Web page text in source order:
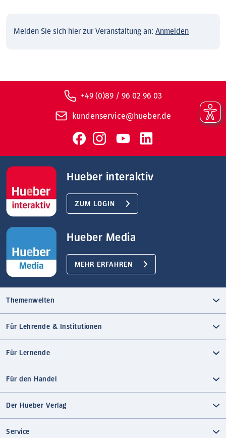
Melden Sie sich hier zur Veranstaltung an:Anmelden
+49 (0)89 / 96 02 96 03
kundenservice@hueber.de
Hueber interaktiv
ZUM LOGIN
Hueber Media
MEHR ERFAHREN
Themenwelten
Für Lehrende & Institutionen
Für Lernende
Für den Handel
Der Hueber Verlag
Service